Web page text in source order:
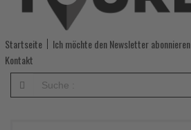
nach
Xanten
-
Wissen,
Startseite Ich möchte den Newsletter abonnieren
Kontakt